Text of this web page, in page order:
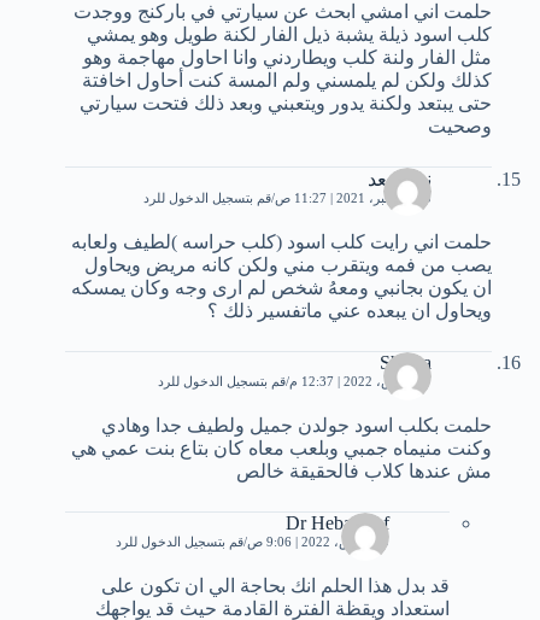
حلمت اني امشي ابحث عن سيارتي في باركنج ووجدت
كلب اسود ذيلة يشبة ذيل الفار لكنة طويل وهو يمشي
مثل الفار ولنة كلب ويطاردني وانا احاول مهاجمة وهو
كذلك ولكن لم يلمسني ولم المسة كنت أحاول اخافتة
حتى يبتعد ولكنة يدور ويتعبني وبعد ذلك فتحت سيارتي
وصحيت
نور سعد
30 ديسمبر، 2021 | 11:27 ص قم بتسجيل الدخول للرد
حلمت اني رايت كلب اسود (كلب حراسه )لطيف ولعابه
يصب من فمه ويتقرب مني ولكن كانه مريض ويحاول
ان يكون بجانبي ومعهُ شخص لم ارى وجه وكان يمسكه
ويحاول ان يبعده عني ماتفسير ذلك ؟
Shama
27 مارس، 2022 | 12:37 م قم بتسجيل الدخول للرد
حلمت بكلب اسود جولدن جميل ولطيف جدا وهادي
وكنت منيماه جمبي وبلعب معاه كان بتاع بنت عمي هي
مش عندها كلاب فالحقيقة خالص
Dr Heba Atef
29 مارس، 2022 | 9:06 ص قم بتسجيل الدخول للرد
قد بدل هذا الحلم انك بحاجة الي ان تكون على
استعداد ويقظة الفترة القادمة حيث قد يواجهك